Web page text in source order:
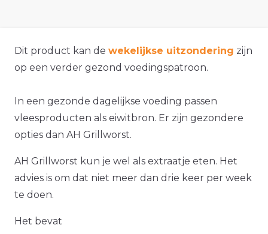
Dit product kan de wekelijkse uitzondering zijn
op een verder gezond voedingspatroon.
In een gezonde dagelijkse voeding passen
vleesproducten als eiwitbron. Er zijn gezondere
opties dan AH Grillworst.
AH Grillworst kun je wel als extraatje eten. Het
advies is om dat niet meer dan drie keer per week
te doen.
Het bevat